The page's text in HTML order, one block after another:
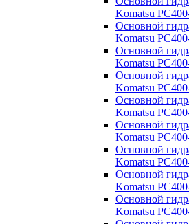
Komatsu
Основной
Komatsu
Основной
Komatsu
Основной
Komatsu
Основной
Komatsu
Основной
Komatsu
Основной
Komatsu
Основной
Komatsu
Основной
Komatsu